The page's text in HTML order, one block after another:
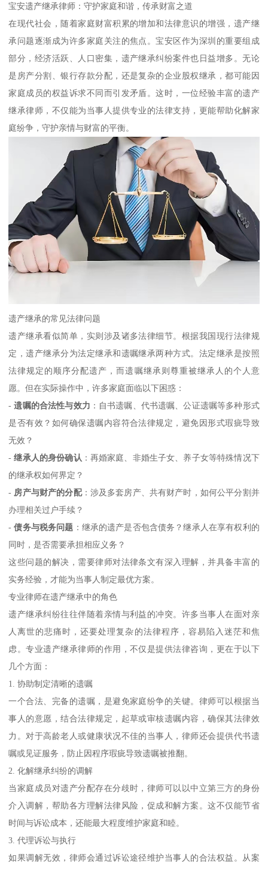
宝安遗产继承律师：守护家庭和谐，传承财富之道
在现代社会，随着家庭财富积累的增加和法律意识的增强，遗产继
承问题逐渐成为许多家庭关注的焦点。宝安区作为深圳的重要组成
部分，经济活跃、人口密集，遗产继承纠纷案件也日益增多。无论
是房产分割、银行存款分配，还是复杂的企业股权继承，都可能因
家庭成员的权益诉求不同而引发矛盾。这时，一位经验丰富的遗产
继承律师，不仅能为当事人提供专业的法律支持，更能帮助化解家
庭纷争，守护亲情与财富的平衡。
遗产继承的常见法律问题
遗产继承看似简单，实则涉及诸多法律细节。根据我国现行法律规
定，遗产继承分为法定继承和遗嘱继承两种方式。法定继承是按照
法律规定的顺序分配遗产，而遗嘱继承则尊重被继承人的个人意
愿。但在实际操作中，许多家庭面临以下困惑：
-遗嘱的合法性与效力 ：自书遗嘱、代书遗嘱、公证遗嘱等多种形式
是否有效？如何确保遗嘱内容符合法律规定，避免因形式瑕疵导致
无效？
-继承人的身份确认 ：再婚家庭、非婚生子女、养子女等特殊情况下
的继承权如何界定？
- 房产与财产的分配：涉及多套房产、共有财产时，如何公平分割并
办理相关过户手续？
-债务与税务问题 ：继承的遗产是否包含债务？继承人在享有权利的
同时，是否需要承担相应义务？
这些问题的解决，需要律师对法律条文有深入理解，并具备丰富的
实务经验，才能为当事人制定最优方案。
专业律师在遗产继承中的角色
遗产继承纠纷往往伴随着亲情与利益的冲突。许多当事人在面对亲
人离世的悲痛时，还要处理复杂的法律程序，容易陷入迷茫和焦
虑。专业遗产继承律师的作用，不仅是提供法律咨询，更在于以下
几个方面：
1. 协助制定清晰的遗嘱
一个合法、完备的遗嘱，是避免家庭纷争的关键。律师可以根据当
事人的意愿，结合法律规定，起草或审核遗嘱内容，确保其法律效
力。对于高龄老人或健康状况不佳的当事人，律师还会提供代书遗
嘱或见证服务，防止因程序瑕疵导致遗嘱被推翻。
2. 化解继承纠纷的调解
当家庭成员对遗产分配存在分歧时，律师可以以中立第三方的身份
介入调解，帮助各方理解法律风险，促成和解方案。这不仅能节省
时间与诉讼成本，还能最大程度维护家庭和睦。
3. 代理诉讼与执行
如果调解无效，律师会通过诉讼途径维护当事人的合法权益。从案